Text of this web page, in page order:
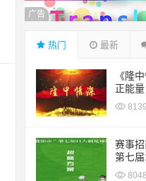
广告
热门 最新
《隆
正能
频短
存！
8139
赛事
第七届
敬请8048